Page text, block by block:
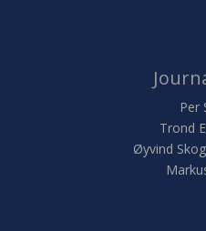
Per
Trond
Øyvind